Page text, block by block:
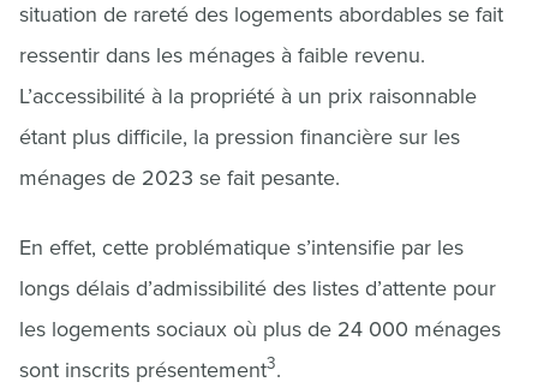
situation de rareté des logements abordables se fait
ressentir dans les ménages à faible revenu.
L’accessibilité à la propriété à un prix raisonnable
étant plus difficile, la pression financière sur les
ménages de 2023 se fait pesante.
En effet, cette problématique s’intensifie par les
longs délais d’admissibilité des listes d’attente pour
les logements sociaux où plus de 24 000 ménages
sont inscrits présentement3.